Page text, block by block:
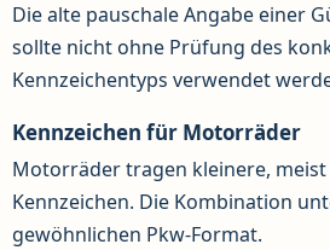
Die alte pauschale Angabe einer
sollte nicht ohne Prüfung des
Kennzeichentyps verwendet
Kennzeichen für Motorräder
Motorräder tragen kleinere, meist
Kennzeichen. Die Kombination
gewöhnlichen Pkw-Format.